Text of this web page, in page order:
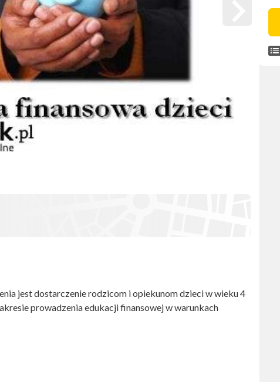
jest dostarczenie rodzicom i opiekunom dzieci w wieku 4
prowadzenia edukacji finansowej w warunkach